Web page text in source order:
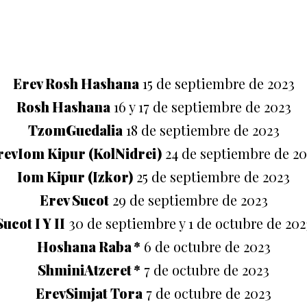
Erev Rosh Hashana 15 de septiembre de 2023
Rosh Hashana 16 y 17 de septiembre de 2023
TzomGuedalia 18 de septiembre de 2023
Kipur (KolNidrei)24 de septiembre de
Iom Kipur (Izkor) 25 de septiembre de 2023
Erev Sucot29 de septiembre de 2023
I Y II 30 de septiembre y 1 de octubre de
Hoshana Raba * 6 de octubre de 2023
ShminiAtzeret * 7 de octubre de 2023
ErevSimjat Tora 7 de octubre de 2023